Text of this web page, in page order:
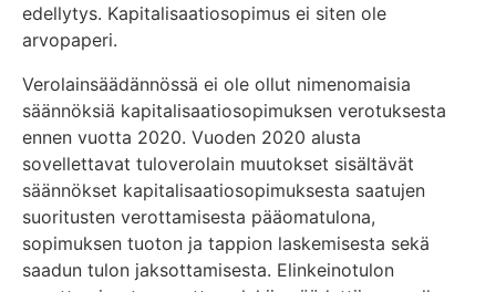
edellytys. Kapitalisaatiosopimus ei siten ole
arvopaperi.
Verolainsäädännössä ei ole ollut nimenomaisia
säännöksiä kapitalisaatiosopimuksen verotuksesta
ennen vuotta 2020. Vuoden 2020 alusta
sovellettavat tuloverolain muutokset sisältävät
säännökset kapitalisaatiosopimuksesta saatujen
suoritusten verottamisesta pääomatulona,
sopimuksen tuoton ja tappion laskemisesta sekä
saadun tulon jaksottamisesta. Elinkeinotulon